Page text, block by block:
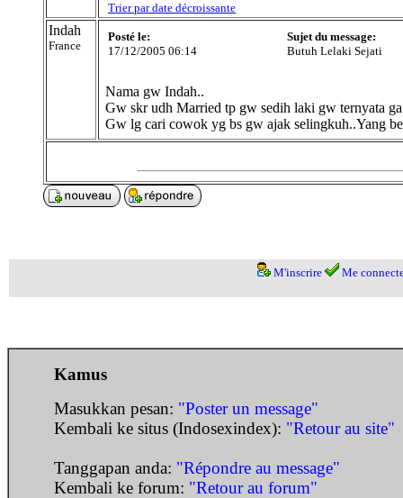
Trier par date décroissante
Indah
France
Posté le:
17/12/2005 06:14
Sujet du message:
Butuh Lelaki Sejati
Nama gw Indah..
Gw skr udh Married tp gw sedih laki gw ternyata
Gw lg cari cowok yg bs gw ajak selingkuh..Yang
M'inscrire Me
Kamus
Masukkan pesan: "Poster un message"
Kembali ke situs (Indosexindex): "Retour au site"
Tanggapan anda: "Répondre au message"
Kembali ke forum: "Retour au forum"